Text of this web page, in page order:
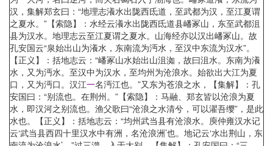
汉，集解郑玄曰：“地理志瀁水出陇西氐道，至武都为汉，至江夏谓
之夏水。”【索隐】：水经云瀁水出陇西氐道县嶓冢山，东至武都沮
县为汉水。地理志云至江夏谓之夏水。山海经亦以汉出嶓冢山。故
孔安国云“泉始出山为瀁水，东南流为沔水，至汉中东流为汉水”。
【正义】：括地志云：“嶓冢山水始出山沮洳，故曰沮水。东南为瀁
水，又为沔水。至汉中为汉水，至均州为沧浪水。始欲出大江为夏
口，又为沔口。汉江一名沔江也。”又东为苍浪之水，【集解】：孔
安国曰：“别流也。在荆州。”【索隐】：马融、郑玄皆以沧浪为夏
水，即汉河之别流也。渔父歌曰“沧浪之水清兮，可以濯吾缨”，是此
水也。【正义】：括地志云：“均州武当县有沧浪水。庾仲雍汉水记
云‘武当县西四十里汉水中有洲，名沧浪洲’也。地记云‘水出荆山，东